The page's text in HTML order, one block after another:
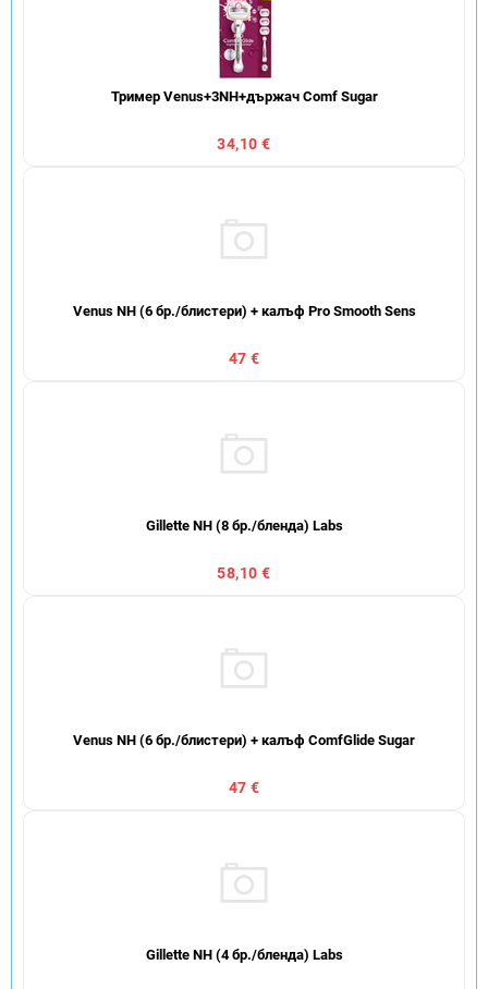
Тример Venus+3NH+държач Comf Sugar
34,10 €
Venus NH (6 бр./блистери) + калъф Pro Smooth Sens
47 €
Gillette NH (8 бр./бленда) Labs
58,10 €
Venus NH (6 бр./блистери) + калъф ComfGlide Sugar
47 €
Gillette NH (4 бр./бленда) Labs